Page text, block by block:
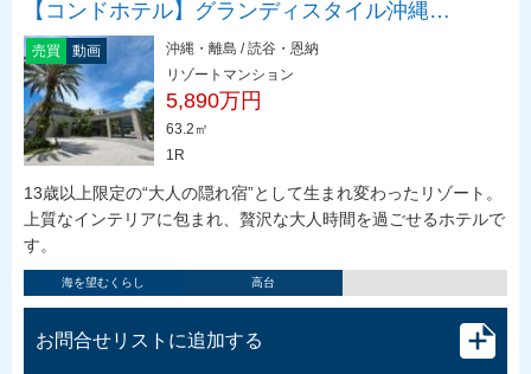
【コンドホテル】グランディスタイル沖縄…
売買 動画
沖縄・離島 / 読谷・恩納
リゾートマンション
5,890万円
63.2㎡
1R
13歳以上限定の“大人の隠れ宿”として生まれ変わったリゾート。
上質なインテリアに包まれ、贅沢な大人時間を過ごせるホテルで
す。
海を望むくらし 高台
お問合せリストに追加する